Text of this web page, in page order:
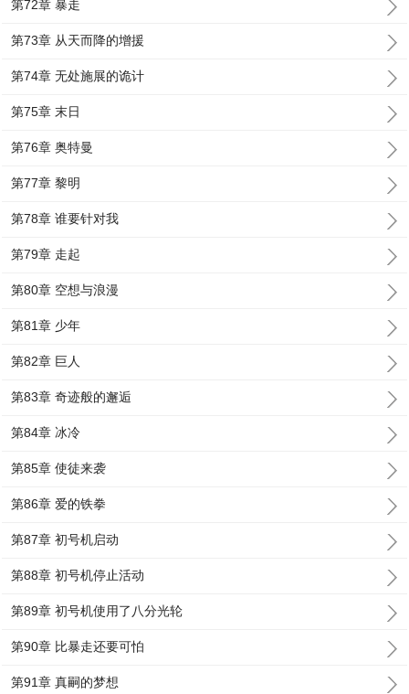
第72章 暴走
第73章 从天而降的增援
第74章 无处施展的诡计
第75章 末日
第76章 奥特曼
第77章 黎明
第78章 谁要针对我
第79章 走起
第80章 空想与浪漫
第81章 少年
第82章 巨人
第83章 奇迹般的邂逅
第84章 冰冷
第85章 使徒来袭
第86章 爱的铁拳
第87章 初号机启动
第88章 初号机停止活动
第89章 初号机使用了八分光轮
第90章 比暴走还要可怕
第91章 真嗣的梦想